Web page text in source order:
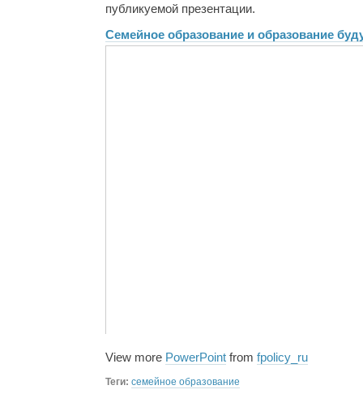
публикуемой презентации.
Семейное образование и образование
View more PowerPoint from fpolicy_ru
Теги: семейное образование